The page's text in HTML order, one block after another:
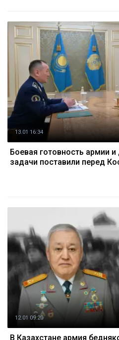
13.01 16:34
Боевая готовность армии
задачи поставили перед
12.01 09:20
В Казахстане армия